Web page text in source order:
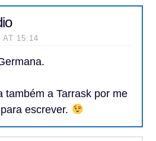
AT 15:14
também a Tarrask por me
escrever.